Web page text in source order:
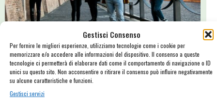
Gestisci Consenso
Per fornire le migliori esperienze, utilizziamo tecnologie come i cookie per
memorizzare e/o accedere alle informazioni del dispositivo. Il consenso a queste
tecnologie ci permetterà di elaborare dati come il comportamento di navigazione o ID
unici su questo sito. Non acconsentire o ritirare il consenso può influire negativamente
su alcune caratteristiche e funzioni.
Gestisci servizi
Sugar Beatz, Giorgia Gallinari e noi…
Giorgia Gallinari ha realizzato un bellissimo servizio fotografico per il
singolo dei Sugar Beatz che stiamo preparando: qualche foto e una
copertina in anteprima!